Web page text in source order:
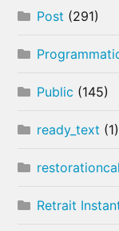
Post (291)
Public (145)
ready_text (1)
Retrait